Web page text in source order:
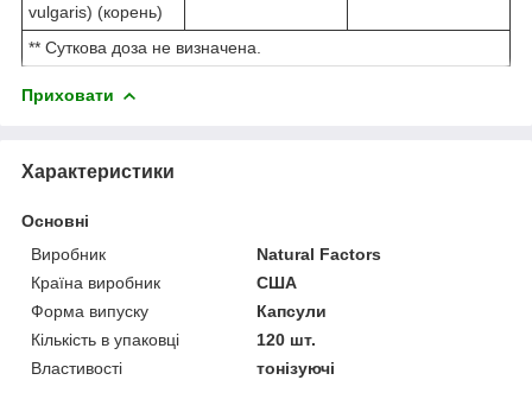
vulgaris) (корень)
** Суткова доза не визначена.
Приховати
Характеристики
Основні
Виробник
Natural Factors
Країна виробник
США
Форма випуску
Капсули
Кількість в упаковці
120 шт.
Властивості
тонізуючі